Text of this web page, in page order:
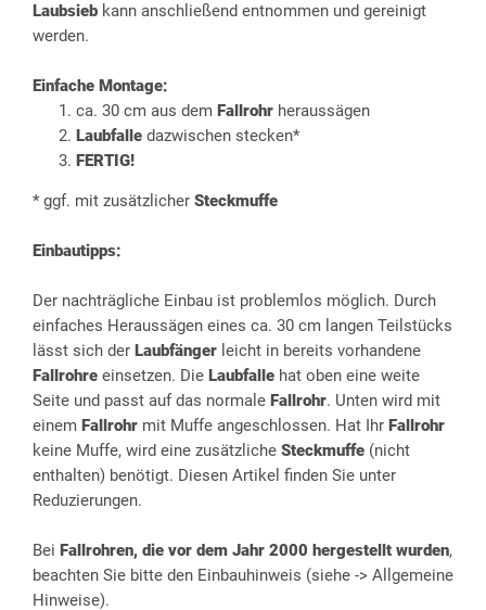
Laubsieb kann anschließend entnommen und gereinigt
werden.
Einfache Montage:
ca. 30 cm aus dem Fallrohr heraussägen
Laubfalle dazwischen stecken*
FERTIG!
* ggf. mit zusätzlicher Steckmuffe
Einbautipps:
Der nachträgliche Einbau ist problemlos möglich. Durch
einfaches Heraussägen eines ca. 30 cm langen Teilstücks
lässt sich der Laubfänger leicht in bereits vorhandene
Fallrohre einsetzen. Die Laubfalle hat oben eine weite
Seite und passt auf das normale Fallrohr. Unten wird mit
einem Fallrohr mit Muffe angeschlossen. Hat Ihr Fallrohr
keine Muffe, wird eine zusätzliche Steckmuffe (nicht
enthalten) benötigt. Diesen Artikel finden Sie unter
Reduzierungen.
Bei Fallrohren, die vor dem Jahr 2000 hergestellt wurden,
beachten Sie bitte den Einbauhinweis (siehe -> Allgemeine
Hinweise).